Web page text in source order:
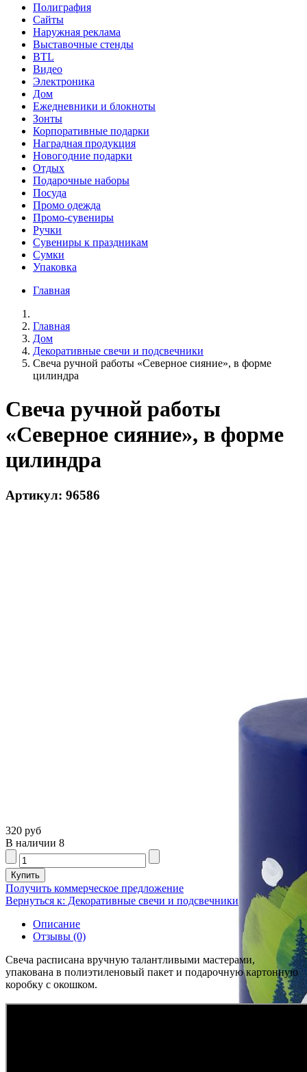
Полиграфия
Сайты
Наружная реклама
Выставочные стенды
BTL
Видео
Электроника
Дом
Ежедневники и блокноты
Зонты
Корпоративные подарки
Наградная продукция
Новогодние подарки
Отдых
Подарочные наборы
Посуда
Промо одежда
Промо-сувениры
Ручки
Сувениры к праздникам
Сумки
Упаковка
Главная
Главная
Дом
Декоративные свечи и подсвечники
Свеча ручной работы «Северное сияние», в форме
цилиндра
Свеча ручной работы
«Северное сияние», в форме
цилиндра
Артикул: 96586
320 руб
В наличии 8
Получить коммерческое предложение
Вернуться к: Декоративные свечи и подсвечники
Описание
Отзывы (0)
Свеча расписана вручную талантливыми мастерами,
упакована в полиэтиленовый пакет и подарочную картонную
коробку с окошком.